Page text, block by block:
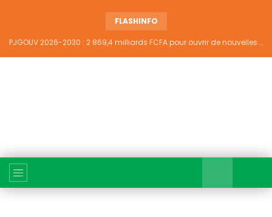
FLASHINFO
PJGOUV 2026-2030 : 2 869,4 milliards FCFA pour ouvrir de nouvelles perspectives à plus de 5,2 millions de jeunes ivoiriens